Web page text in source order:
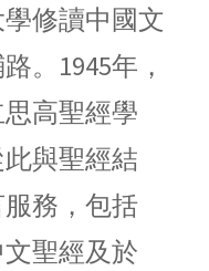
修讀中國文
。1945年，
高聖經學
與聖經結
務，包括
聖經及於